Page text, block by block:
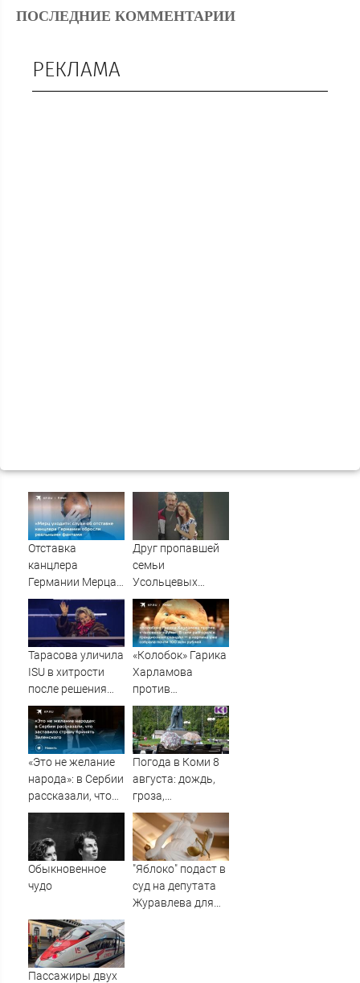
ПОСЛЕДНИЕ КОММЕНТАРИИ
РЕКЛАМА
Отставка
канцлера
Германии Мерца:
последние
новости на 7
августа 2026 и
прогнозы
Друг пропавшей
семьи
Усольцевых
получил
аудиосообщение
от них
Тарасова уличила
ISU в хитрости
после решения
Союза снять
санкции с 13
россиян
«Колобок» Гарика
Харламова
против
«Человека-паука»:
В сети разгорелся
грандиозный
скандал — а
«Это не желание
народа»: в Сербии
рассказали, что
заставило страну
принять
Зеленского
Погода в Коми 8
августа: дождь,
гроза,
порывистый
ветер
Обыкновенное
чудо
"Яблоко" подаст в
суд на депутата
Журавлева для
Пассажиры двух